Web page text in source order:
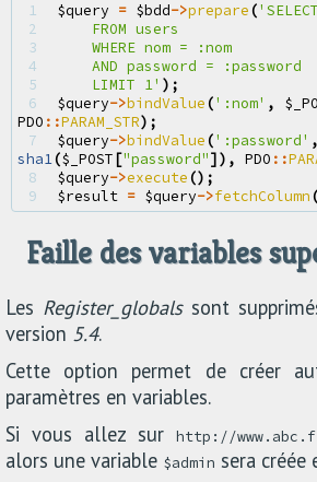
1 $query = $bdd->prepare(
2
    FROM users
3
    WHERE nom = :nom
4
    AND password = :password
5
    LIMIT 1'
);
6
$query->bindValue(':nom' ,
PDO ::PARAM_STR);
7
$query->bindValue(':password' ,
sha1($_POST ["password"]), PDO ::
8
$query->execute();
9
$result = $query->fetchColumn
Faille des variables
Les Register_globalssont
version 5.4.
Cette option permet de créer
paramètres en variables.
Si vous allez sur
http://
alors une variable $admin sera créée